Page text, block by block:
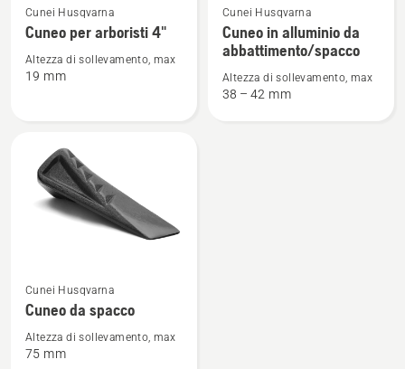
maggiori
dettagli
su
Cuneo
Cunei Husqvarna
Cuneo per arboristi 4"
Altezza di sollevamento, max
19 mm
maggiori
dettagli
Cuneo
Cunei Husqvarna
Cuneo in alluminio da
abbattimento/spacco
Altezza di sollevamento, max
38 – 42 mm
maggiori
dettagli
su
Cuneo
Cunei Husqvarna
Cuneo da spacco
Altezza di sollevamento, max
75 mm